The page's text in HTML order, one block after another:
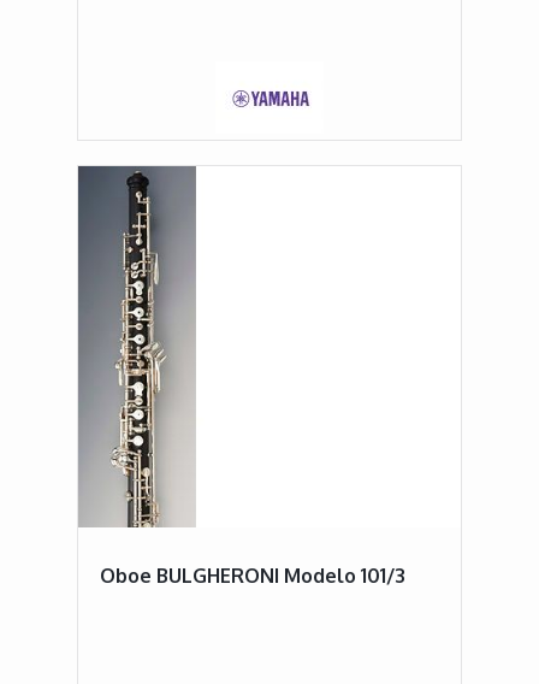
Oboe BULGHERONI Modelo 101/3